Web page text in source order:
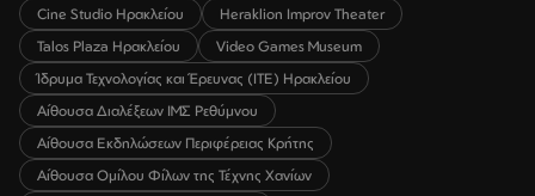
Cine Studio Ηρακλείου
Heraklion Improv Theater
Talos Plaza Ηρακλείου
Video Games Museum
Ίδρυμα Τεχνολογίας και Έρευνας (ΙΤΕ) Ηρακλείου
Αίθουσα Διαλέξεων ΙΜΣ Ρεθύμνου
Αίθουσα Εκδηλώσεων Περιφέρειας Κρήτης
Αίθουσα Ομίλου Φίλων της Τέχνης Χανίων